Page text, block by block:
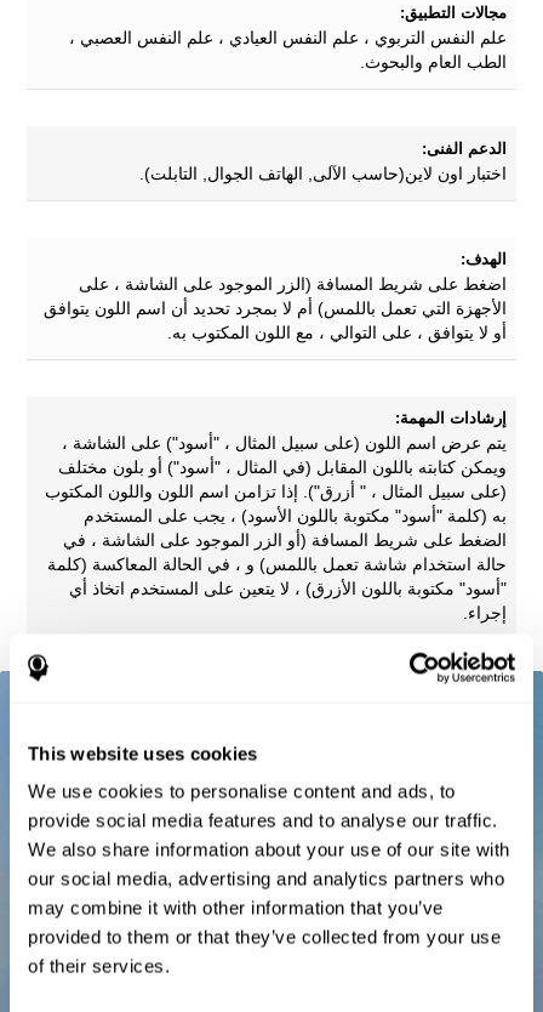
This website uses cookies
We use cookies to personalise content and ads, to
provide social media features and to analyse our traffic.
We also share information about your use of our site with
our social media, advertising and analytics partners who
may combine it with other information that you’ve
provided to them or that they’ve collected from your use
of their services.
مجالات التطبيق:
علم النفس التربوي ، علم النفس العيادي ، علم النفس العصبي ،
الطب العام والبحوث.
الدعم الفنى:
اختبار اون لاين(حاسب الآلى, الهاتف الجوال, التابلت).
الهدف:
اضغط على شريط المسافة (الزر الموجود على الشاشة ، على
الأجهزة التي تعمل باللمس) أم لا بمجرد تحديد أن اسم اللون يتوافق
أو لا يتوافق ، على التوالي ، مع اللون المكتوب به.
إرشادات المهمة:
يتم عرض اسم اللون (على سبيل المثال ، "أسود") على الشاشة ،
ويمكن كتابته باللون المقابل (في المثال ، "أسود") أو بلون مختلف
(على سبيل المثال ، " أزرق"). إذا تزامن اسم اللون واللون المكتوب
به (كلمة "أسود" مكتوبة باللون الأسود) ، يجب على المستخدم
الضغط على شريط المسافة (أو الزر الموجود على الشاشة ، في
حالة استخدام شاشة تعمل باللمس) و ، في الحالة المعاكسة (كلمة
"أسود" مكتوبة باللون الأزرق) ، لا يتعين على المستخدم اتخاذ أي
إجراء.